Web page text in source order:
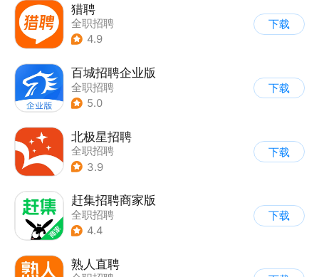
猎聘
全职招聘
4.9
下载
百城招聘企业版
全职招聘
5.0
下载
北极星招聘
全职招聘
3.9
下载
赶集招聘商家版
全职招聘
4.4
下载
熟人直聘